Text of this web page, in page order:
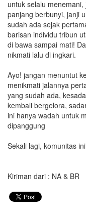
untuk selalu
panjang berbunyi, janji
sudah ada sejak
barisan individu tribun
di bawa sampai mati!
nikmati lalu di ingkari.
Ayo! jangan menuntut
menikmati jalannya
yang sudah ada,
kembali bergelora,
ini hanya wadah untuk
dipanggung
Sekali lagi, komunitas
Kiriman dari : NA & BR